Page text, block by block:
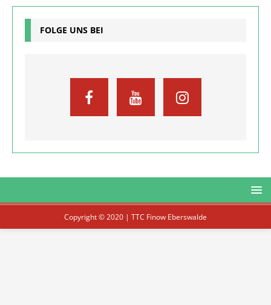
FOLGE UNS BEI
Copyright © 2020 | TTC Finow Eberswalde